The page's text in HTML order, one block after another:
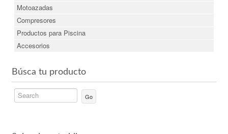
Motoazadas
Compresores
Productos para Piscina
Accesorios
Búsca tu producto
Go